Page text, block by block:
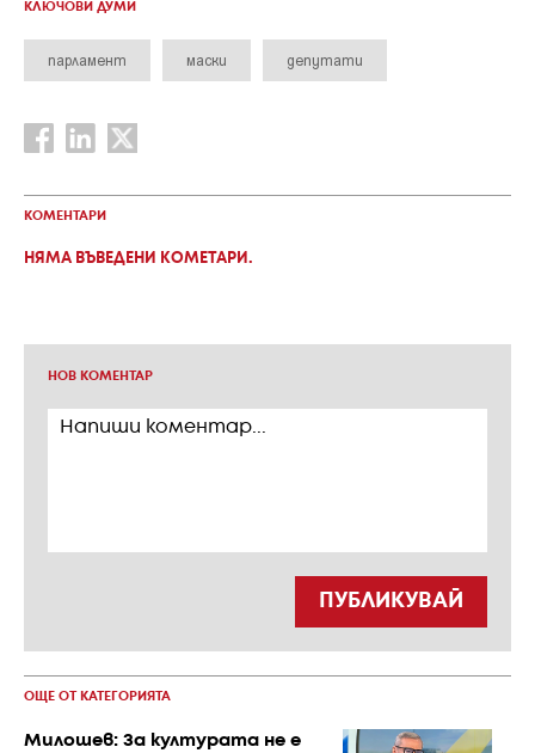
КЛЮЧОВИ ДУМИ
парламент маски депутати
КОМЕНТАРИ
НЯМА ВЪВЕДЕНИ КОМЕТАРИ.
НОВ КОМЕНТАР
ПУБЛИКУВАЙ
ОЩЕ ОТ КАТЕГОРИЯТА
Милошев: За културата не е